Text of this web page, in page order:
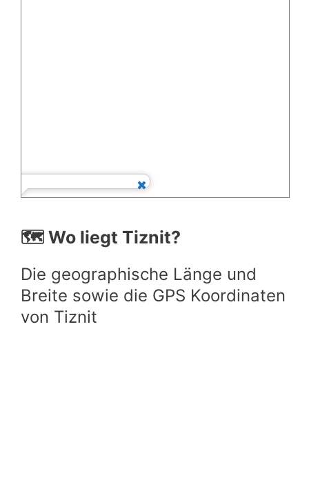
🗺️ Wo liegt Tiznit?
Die geographische Länge und
Breite sowie die GPS Koordinaten
von Tiznit